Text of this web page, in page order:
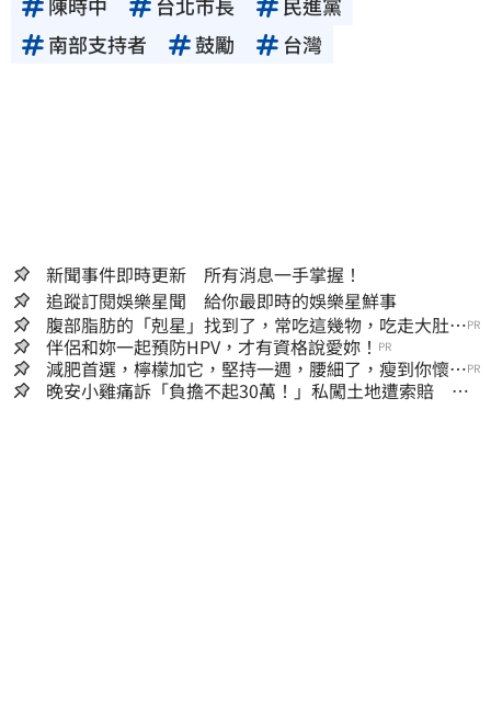
陳時中 台北市長
民進黨
南部支持者
鼓勵 台灣
新聞事件即時更新 所有消息一手掌握！
追蹤訂閱娛樂星聞 給你最即時的娛樂星鮮事
腹部脂肪的「剋星」找到了，常吃這幾物，吃走大肚
囊，瘦出小蠻腰
PR
伴侶和妳一起預防HPV，才有資格說愛妳！ PR
減肥首選，檸檬加它，堅持一週，腰細了，瘦到你懷疑
人生
PR
晚安小雞痛訴「負擔不起30萬！」私闖土地遭索賠 崩